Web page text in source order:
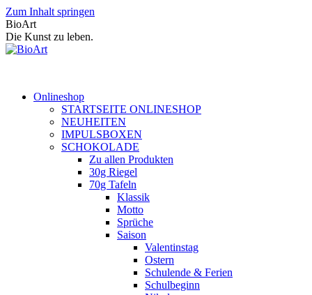
Zum Inhalt springen
BioArt
Die Kunst zu leben.
Onlineshop
STARTSEITE ONLINESHOP
NEUHEITEN
IMPULSBOXEN
SCHOKOLADE
Zu allen Produkten
30g Riegel
70g Tafeln
Klassik
Motto
Sprüche
Saison
Valentinstag
Ostern
Schulende & Ferien
Schulbeginn